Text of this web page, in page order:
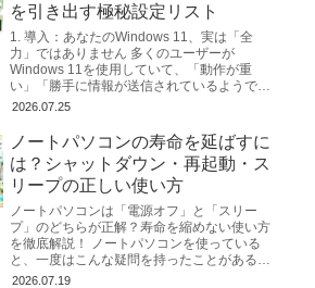
を引き出す極秘設定リスト
1. 導入：あなたのWindows 11、実は「全
力」ではありません 多くのユーザーが
Windows 11を使用していて、「動作が重
い」「勝手に情報が送信されているようで不
安だ」と感じるのは、決して気のせいではあ
2026.07.25
ノートパソコンの寿命を延ばすに
は？シャットダウン・再起動・ス
リープの正しい使い方
ノートパソコンは「電源オフ」と「スリー
プ」のどちらが正解？寿命を縮めない使い方
を徹底解説！ ノートパソコンを使っている
と、一度はこんな疑問を持ったことがあるの
ではないでしょうか。 「毎日シャットダウ
2026.07.19